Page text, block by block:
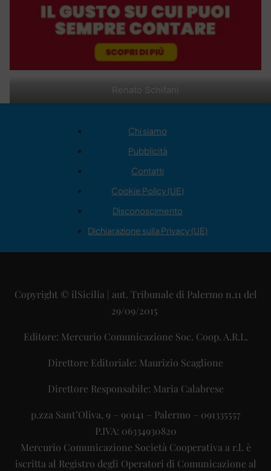
Renato Schifani
Chi siamo
Pubblicità
Contatti
Cookie Policy (UE)
Disconoscimento
Dichiarazione sulla Privacy (UE)
Copyright © ilSicilia | aut. Tribunale di Palermo n.11 del
29/09/2015
Editore: Mercurio Comunicazione Soc. Coop. A.R.L.
Direttore Editoriale: Maurizio Scaglione
Direttore Responsabile: Maria Calabrese
p.zza Sant’Oliva, 9 – 90141 – Palermo – 091335557
P.IVA: 06334930820
Mercurio Comunicazione Società Cooperativa a r.l. è
iscritta al Registro degli Operatori di Comunicazione al